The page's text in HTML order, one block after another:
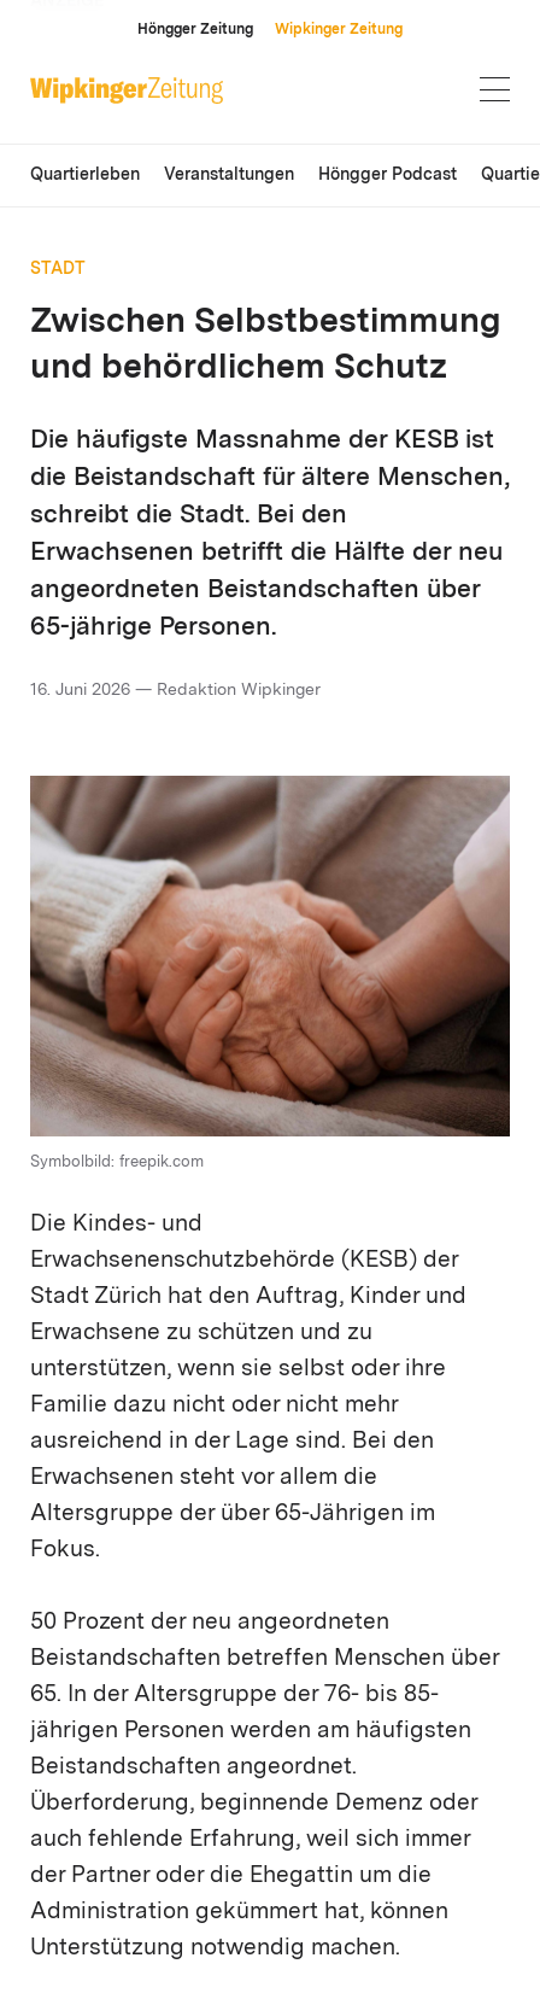
Höngger Zeitung Wipkinger Zeitung
Quartierleben Veranstaltungen Höngger Podcast
STADT
Zwischen Selbstbestimmung
und behördlichem Schutz
Die häufigste Massnahme der KESB ist
die Beistandschaft für ältere Menschen,
schreibt die Stadt. Bei den
Erwachsenen betrifft die Hälfte der neu
angeordneten Beistandschaften über
65-jährige Personen.
16. Juni 2026 — Redaktion Wipkinger
Symbolbild: freepik.com
Die Kindes- und
Erwachsenenschutzbehörde (KESB) der
Stadt Zürich hat den Auftrag, Kinder und
Erwachsene zu schützen und zu
unterstützen, wenn sie selbst oder ihre
Familie dazu nicht oder nicht mehr
ausreichend in der Lage sind. Bei den
Erwachsenen steht vor allem die
Altersgruppe der über 65-Jährigen im
Fokus.
50 Prozent der neu angeordneten
Beistandschaften betreffen Menschen über
65. In der Altersgruppe der 76- bis 85-
jährigen Personen werden am häufigsten
Beistandschaften angeordnet.
Überforderung, beginnende Demenz oder
auch fehlende Erfahrung, weil sich immer
der Partner oder die Ehegattin um die
Administration gekümmert hat, können
Unterstützung notwendig machen.